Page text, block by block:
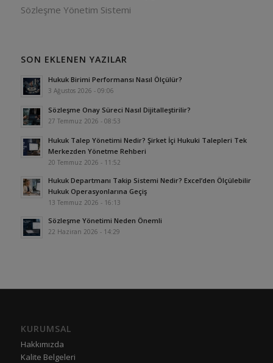
Sözleşme Yönetim Sistemi
SON EKLENEN YAZILAR
Hukuk Birimi Performansı Nasıl Ölçülür?
3 Ağustos 2026 - 09:06
Sözleşme Onay Süreci Nasıl Dijitalleştirilir?
27 Temmuz 2026 - 08:53
Hukuk Talep Yönetimi Nedir? Şirket İçi Hukuki Talepleri Tek
Merkezden Yönetme Rehberi
20 Temmuz 2026 - 11:52
Hukuk Departmanı Takip Sistemi Nedir? Excel’den Ölçülebilir
Hukuk Operasyonlarına Geçiş
13 Temmuz 2026 - 16:13
Sözleşme Yönetimi Neden Önemli
22 Haziran 2026 - 14:29
KURUMSAL
Hakkımızda
Kalite Belgeleri